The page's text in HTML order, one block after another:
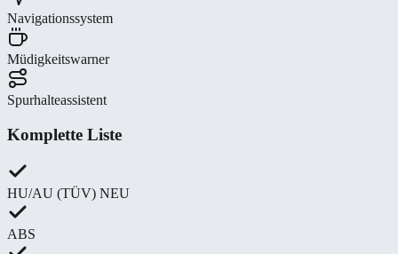
Navigationssystem
Müdigkeitswarner
Spurhalteassistent
Komplette Liste
HU/AU (TÜV) NEU
ABS